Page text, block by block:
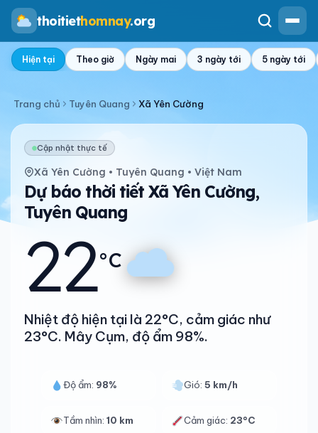
thoitiethomnay.org
Hiện tại Theo giờ Ngày mai 3 ngày tới 5 ngày tới
Trang chủ Tuyên Quang Xã Yên Cường
Cập nhật thực tế
Xã Yên Cường • Tuyên Quang • Việt Nam
Dự báo thời tiết Xã Yên Cường,
Tuyên Quang
22°C
Nhiệt độ hiện tại là 22°C, cảm giác như
23°C. Mây Cụm, độ ẩm 98%.
Độ ẩm: 98% Gió:5 km/h
Tầm nhìn: 10 km Cảm giác: 23°C